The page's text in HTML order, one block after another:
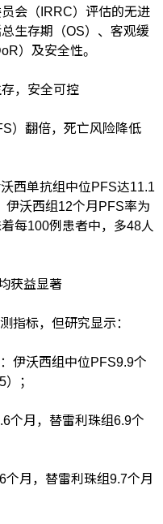
会（IRRC）评估的无进
生存期（OS）、客观缓
）及安全性。
，安全可控
）翻倍，死亡风险降低
西单抗组中位PFS达11.1
沃西组12个月PFS率为
每100例患者中，多48人
获益显著
指标，但研究显示：
伊沃西组中位PFS9.9个
；
个月，替雷利珠组6.9个
月，替雷利珠组9.7个月